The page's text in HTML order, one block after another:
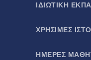
ΙΔΙΩΤΙΚΗ
ΧΡΗΣΙΜΕΣ
ΗΜΕΡΕΣ